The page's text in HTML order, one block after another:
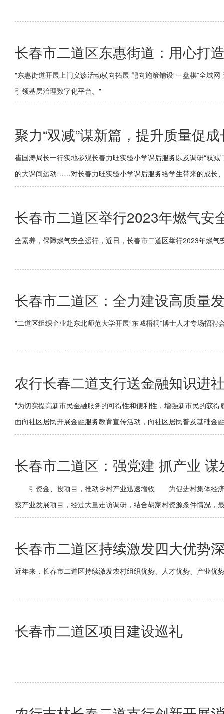
长春市二道区东惠街道：用心打
"东惠街道开展上门义诊活动横向拓展 靶向施策铺设“一盘棋”全域
引领基层治理数字化平台。"
聚力“双减”谋新篇，提升质量促
崔国涛局长一行实地参观长春力旺实验小学课后服务以及调研“双
的大课间运动……对长春力旺实验小学课后服务给学生带来的成长
长春市二道区举行2023年燃气安
全素养，保障燃气安全运行，近日，长春市二道区举行2023年燃气
长春市二道区：全力建设高质量
"二道区组织企业赴东北师范大学开展“东城梧桐”博士人才专场招聘
农行长春二道支行送金融知识进
"为切实提高新市民金融服务的可得性和便利性，增强新市民的获
面向社区居民开展金融服务教育宣传活动，向社区居民普及基础金
长春市二道区：强党建 抓产业
引资金、投项目，推动乡村产业迅速增收 为促进村集体经济收
察产业发展项目，经过大量走访调研，结合胡家村资源条件情况，
备，已实施并投入使用，每年可为村集体经济增收8万元。
长春市二道区持续激发四大优势
近年来，长春市二道区持续激发农村组织优势、人才优势、产业优
长春市二道区项目建设巡礼